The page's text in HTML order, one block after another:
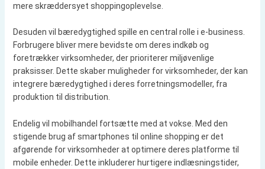
mere skræddersyet shoppingoplevelse.
Desuden vil bæredygtighed spille en central rolle i e-business.
Forbrugere bliver mere bevidste om deres indkøb og
foretrækker virksomheder, der prioriterer miljøvenlige
praksisser. Dette skaber muligheder for virksomheder, der kan
integrere bæredygtighed i deres forretningsmodeller, fra
produktion til distribution.
Endelig vil mobilhandel fortsætte med at vokse. Med den
stigende brug af smartphones til online shopping er det
afgørende for virksomheder at optimere deres platforme til
mobile enheder. Dette inkluderer hurtigere indlæsningstider,